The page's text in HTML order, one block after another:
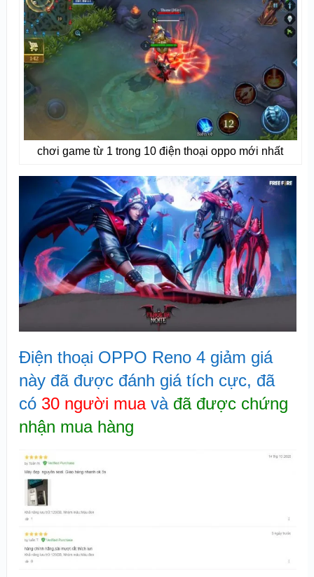
chơi game từ 1 trong 10 điện thoại oppo mới nhất
Điện thoại OPPO Reno 4 giảm giá
này đã được đánh giá tích cực, đã
có 30 người muavà đã được chứng
nhận mua hàng